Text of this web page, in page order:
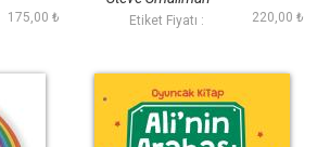
175,00 ₺ Etiket Fiyatı : 220,00 ₺